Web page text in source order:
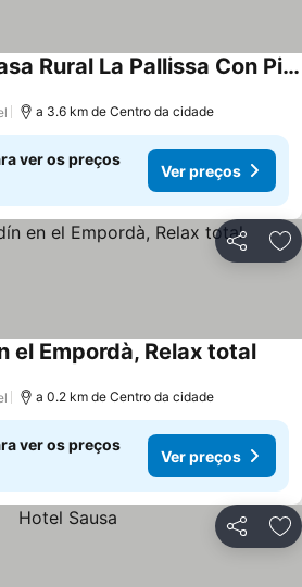
Country House Casa Rural La Pallissa Con Piscina With Mountain View, Shared Pool And Wi-fi
a 3.6 km de Centro da cidade
ver os preços
Ver preços
Partilhar
el Empordà, Relax total
a 0.2 km de Centro da cidade
ver os preços
Ver preços
Partilhar